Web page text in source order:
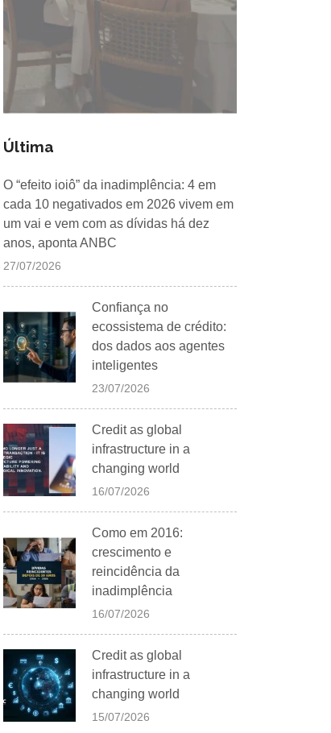
Última
O “efeito ioiô” da inadimplência: 4 em
cada 10 negativados em 2026 vivem em
um vai e vem com as dívidas há dez
anos, aponta ANBC
27/07/2026
Confiança no
ecossistema de crédito:
dos dados aos agentes
inteligentes
23/07/2026
Credit as global
infrastructure in a
changing world
16/07/2026
Como em 2016:
crescimento e
reincidência da
inadimplência
16/07/2026
Credit as global
infrastructure in a
changing world
15/07/2026